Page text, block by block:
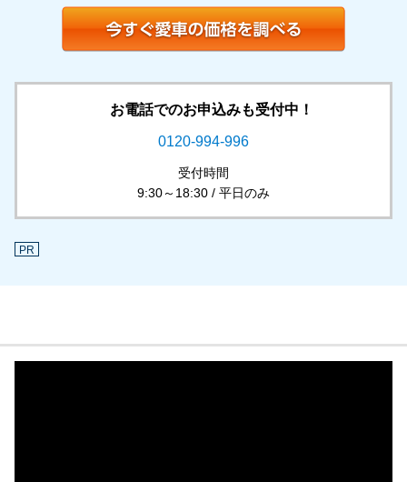
お電話でのお申込みも受付中！
0120-994-996
受付時間
9:30～18:30 / 平日のみ
PR